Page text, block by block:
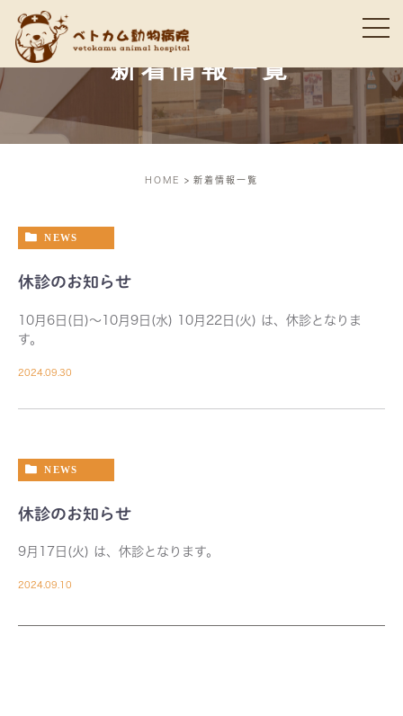
新着情報一覧
HOME 新着情報一覧
NEWS
休診のお知らせ
10月6日(日)～10月9日(水) 10月22日(火) は、休診となりま
す。
2024.09.30
NEWS
休診のお知らせ
9月17日(火) は、休診となります。
2024.09.10